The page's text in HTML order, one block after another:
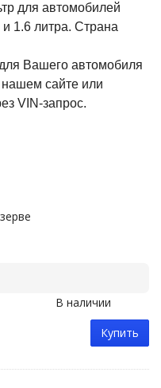
для автомобилей
1.6 литра. Страна
Вашего автомобиля
нашем сайте или
VIN-запрос.
В наличии
Купить